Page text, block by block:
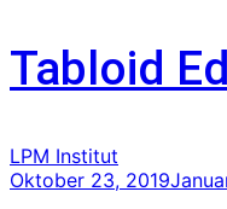
Tabloid
LPM Institut
Oktober 23, 2019